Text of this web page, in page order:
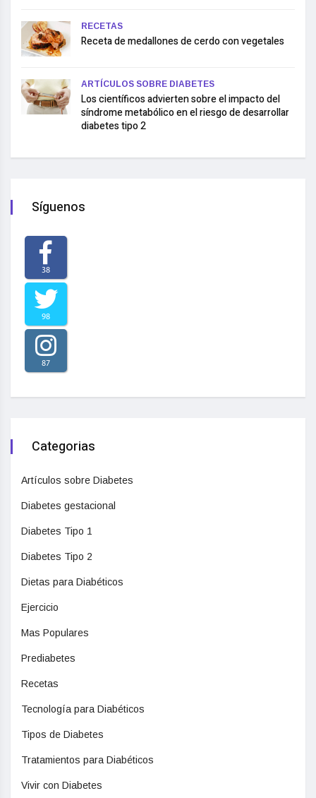
RECETAS
Receta de medallones de cerdo con vegetales
ARTÍCULOS SOBRE DIABETES
Los científicos advierten sobre el impacto del
síndrome metabólico en el riesgo de desarrollar
diabetes tipo 2
Síguenos
38
98
87
Categorias
Artículos sobre Diabetes
Diabetes gestacional
Diabetes Tipo 1
Diabetes Tipo 2
Dietas para Diabéticos
Ejercicio
Mas Populares
Prediabetes
Recetas
Tecnología para Diabéticos
Tipos de Diabetes
Tratamientos para Diabéticos
Vivir con Diabetes